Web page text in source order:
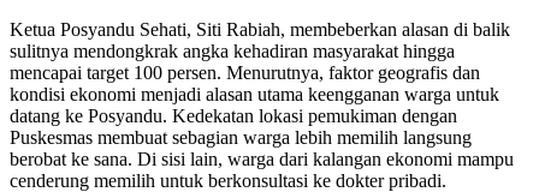
Ketua Posyandu Sehati, Siti Rabiah, membeberkan alasan di balik
sulitnya mendongkrak angka kehadiran masyarakat hingga
mencapai target 100 persen. Menurutnya, faktor geografis dan
kondisi ekonomi menjadi alasan utama keengganan warga untuk
datang ke Posyandu. Kedekatan lokasi pemukiman dengan
Puskesmas membuat sebagian warga lebih memilih langsung
berobat ke sana. Di sisi lain, warga dari kalangan ekonomi mampu
cenderung memilih untuk berkonsultasi ke dokter pribadi.